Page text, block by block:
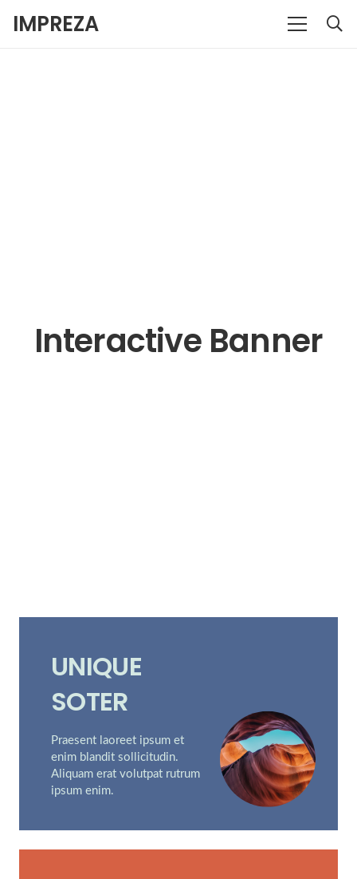
IMPREZA
Interactive Banner
UNIQUE
SOTER
Praesent laoreet ipsum et
enim blandit sollicitudin.
Aliquam erat volutpat rutrum
ipsum enim.